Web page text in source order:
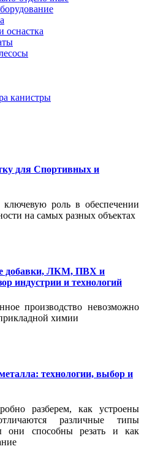
оснастка
канистры
для Спортивных и
роль в обеспечении
на самых разных объектах
добавки, ЛКМ, ПВХ и
индустрии и технологий
производство невозможно
химии
технологии, выбор и
разберем, как устроены
различные типы
они способны резать и как